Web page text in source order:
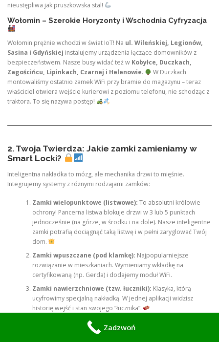
nieustępliwa jak pruszkowska stal!
Wołomin – Szerokie Horyzonty i Wschodnia Cyfryzacja
Wołomin prężnie wchodzi w świat IoT! Na ul. Wileńskiej, Legionów,
Sasina i Gdyńskiej instalujemy urządzenia łączące domowników z
bezpieczeństwem. Nasze busy widać też w Kobyłce, Duczkach,
Zagościńcu, Lipinkach, Czarnej i Helenowie.
W Duczkach
montowaliśmy ostatnio zamek WiFi przy bramie do magazynu – teraz
właściciel otwiera wejście kurierowi z poziomu telefonu, nie schodząc z
traktora. To się nazywa postęp!
2. Twoja Twierdza: Jakie zamki zamieniamy w
Smart Locki?
Inteligentna nakładka to mózg, ale mechanika drzwi to mięśnie.
Integrujemy systemy z różnymi rodzajami zamków:
Zamki wielopunktowe (listwowe): To absolutni królowie
ochrony! Pancerna listwa blokuje drzwi w 3 lub 5 punktach
jednocześnie (na górze, w środku i na dole). Nasze inteligentne
zamki potrafią dociągnąć taką listwę i w pełni zaryglować Twój
dom.
Zamki wpuszczane (pod klamkę): Najpopularniejsze
rozwiązanie w mieszkaniach. Wymieniamy wkładkę na
certyfikowaną (np. Gerda) i dodajemy moduł WiFi.
Zamki nawierzchniowe (tzw. łuczniki): Klasyka, którą
ucyfrowimy specjalną nakładką. W jednej aplikacji widzisz
historię wejść i stan swojego “łucznika”.
Elektrozaczepy WiFi:
. Smart Lock przy drzwiach, a przy furtce
Zadzwoń